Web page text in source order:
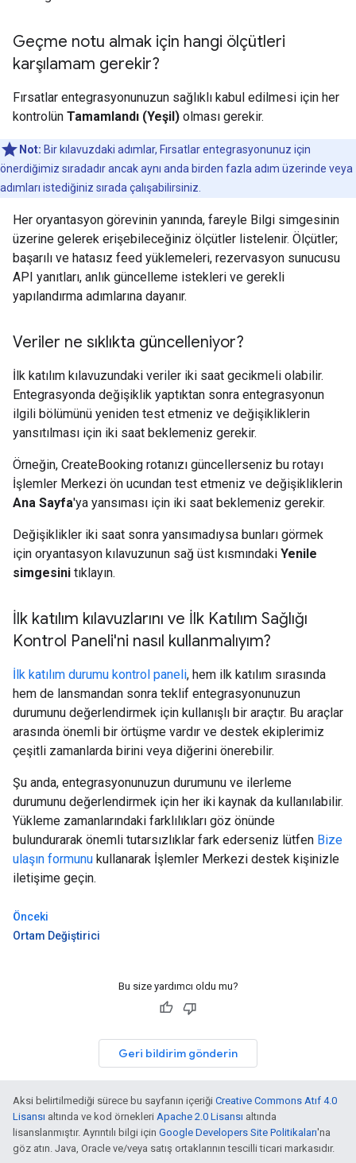
Geçme notu almak için hangi ölçütleri
karşılamam gerekir?
Fırsatlar entegrasyonunuzun sağlıklı kabul edilmesi için her
kontrolün Tamamlandı (Yeşil) olması gerekir.
Not: Bir kılavuzdaki adımlar, Fırsatlar entegrasyonunuz için
önerdiğimiz sıradadır ancak aynı anda birden fazla adım üzerinde veya
adımları istediğiniz sırada çalışabilirsiniz.
Her oryantasyon görevinin yanında, fareyle Bilgi simgesinin
üzerine gelerek erişebileceğiniz ölçütler listelenir. Ölçütler;
başarılı ve hatasız feed yüklemeleri, rezervasyon sunucusu
API yanıtları, anlık güncelleme istekleri ve gerekli
yapılandırma adımlarına dayanır.
Veriler ne sıklıkta güncelleniyor?
İlk katılım kılavuzundaki veriler iki saat gecikmeli olabilir.
Entegrasyonda değişiklik yaptıktan sonra entegrasyonun
ilgili bölümünü yeniden test etmeniz ve değişikliklerin
yansıtılması için iki saat beklemeniz gerekir.
Örneğin, CreateBooking rotanızı güncellerseniz bu rotayı
İşlemler Merkezi ön ucundan test etmeniz ve değişikliklerin
Ana Sayfa'ya yansıması için iki saat beklemeniz gerekir.
Değişiklikler iki saat sonra yansımadıysa bunları görmek
için oryantasyon kılavuzunun sağ üst kısmındaki Yenile
simgesini tıklayın.
İlk katılım kılavuzlarını ve İlk Katılım Sağlığı
Kontrol Paneli'ni nasıl kullanmalıyım?
İlk katılım durumu kontrol paneli, hem ilk katılım sırasında
hem de lansmandan sonra teklif entegrasyonunuzun
durumunu değerlendirmek için kullanışlı bir araçtır. Bu araçlar
arasında önemli bir örtüşme vardır ve destek ekiplerimiz
çeşitli zamanlarda birini veya diğerini önerebilir.
Şu anda, entegrasyonunuzun durumunu ve ilerleme
durumunu değerlendirmek için her iki kaynak da kullanılabilir.
Yükleme zamanlarındaki farklılıkları göz önünde
bulundurarak önemli tutarsızlıklar fark ederseniz lütfen Bize
ulaşın formunu kullanarak İşlemler Merkezi destek kişinizle
iletişime geçin.
Önceki
Ortam Değiştirici
Bu size yardımcı oldu mu?
Geri bildirim gönderin
Aksi belirtilmediği sürece bu sayfanın içeriği Creative Commons Atıf 4.0
Lisansı altında ve kod örnekleri Apache 2.0 Lisansı altında
lisanslanmıştır. Ayrıntılı bilgi için Google Developers Site Politikaları'na
göz atın. Java, Oracle ve/veya satış ortaklarının tescilli ticari markasıdır.